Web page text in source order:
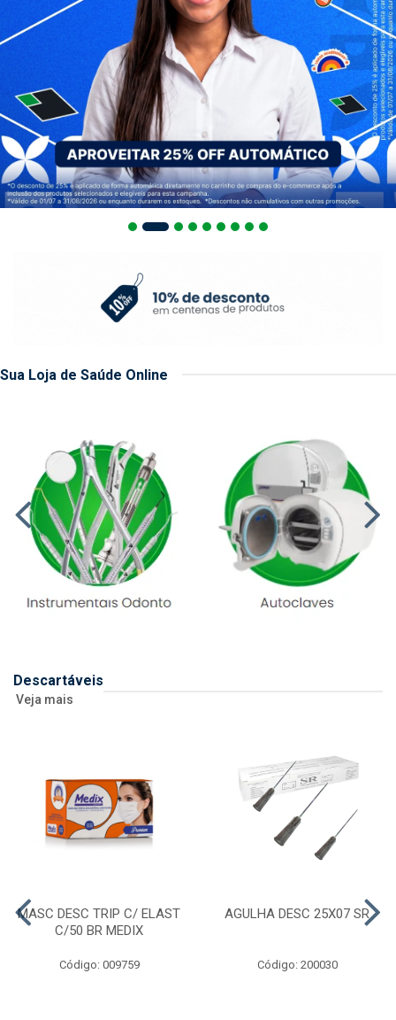
Sua Loja de Saúde Online
Descartáveis
Veja mais
MASC DESC TRIP C/ ELAST
C/50 BR MEDIX
Código: 009759
AGULHA DESC 25X07 SR
Código: 200030